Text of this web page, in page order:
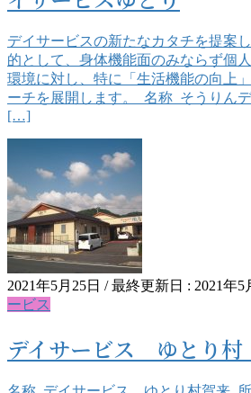
デイサービスの新たなカタチを提案
的として、身体機能面のみならず個
環境に対し、特に「生活機能の向上
ーチを展開します。 名称 そうりん
[…]
2021年5月25日 / 最終更新日 : 2021年5
ービス
デイサービス ゆとり